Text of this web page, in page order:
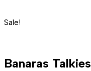
Sale!
Banaras Talkies